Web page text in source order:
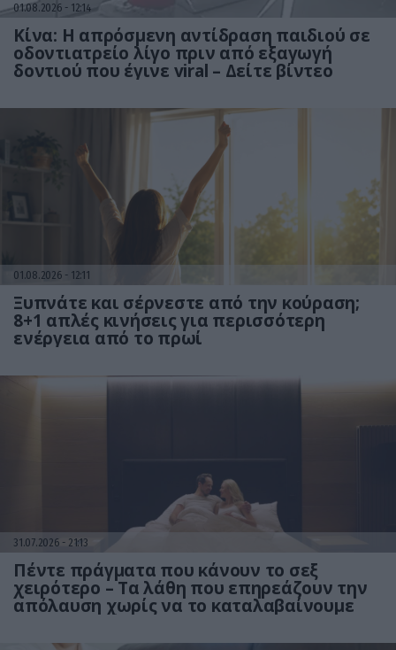
01.08.2026 12:14
Κίνα: Η απρόσμενη αντίδραση παιδιού σε
οδοντιατρείο λίγο πριν από εξαγωγή
δοντιού που έγινε viral – Δείτε βίντεο
01.08.2026 12:11
Ξυπνάτε και σέρνεστε από την κούραση;
8+1 απλές κινήσεις για περισσότερη
ενέργεια από το πρωί
31.07.2026 21:13
Πέντε πράγματα που κάνουν το σεξ
χειρότερο – Τα λάθη που επηρεάζουν την
απόλαυση χωρίς να το καταλαβαίνουμε